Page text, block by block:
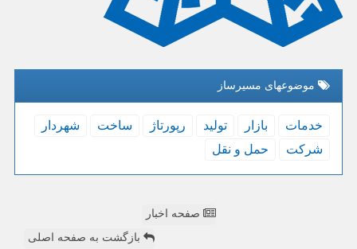
موضوعهای مسیرساز
خدمات بازار تولید رپورتاژ ساخت
شهردار
شركت
حمل و نقل
صفحه اخبار
بازگشت به صفحه اصلی